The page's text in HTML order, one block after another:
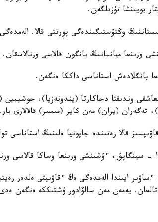
بويىنشا تۇزىلگەن.
وڭتۇستىگىندەگى پورتتى قالا.
ورىنعا ميانمانىڭ يانگون قالاسى ورنالاسقان.
بانگلادەش استاناسى داككا ەنگەن.
وندىقتا دجاكارتا (يندونەزيا)، حوشيمين
تەگەران (يران) مەن كاير (مىسىر) قالالارى بار.
قالا رەتىندە جاپونيا ەلىنىڭ استاناسى
- سينگاپۋر، ءۇشىنشى ورىنعا وساكا قالاسى
ايىندا الەمدەگى ەڭ ءقاۋىپتى ەلدەر
يەمەن مەن سالۆادور ۇشتىككە ەنگەن